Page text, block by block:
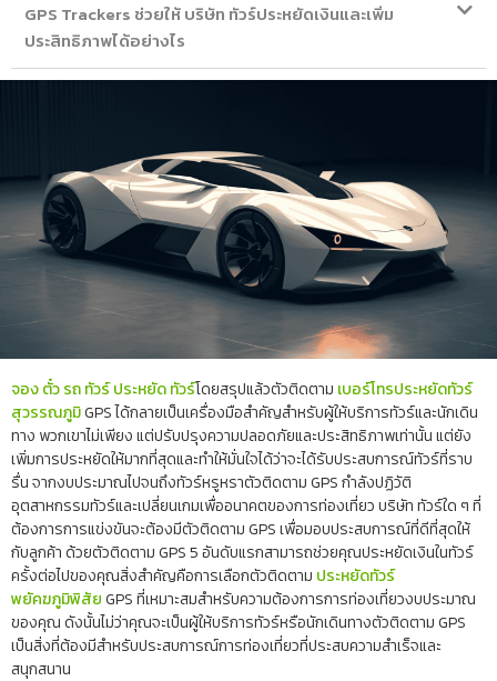
GPS Trackers ช่วยให้ บริษัท ทัวร์ประหยัดเงินและเพิ่ม
ประสิทธิภาพได้อย่างไร
จอง ตั๋ว รถ ทัวร์ ประหยัด ทัวร์โดยสรุปแล้วตัวติดตาม เบอร์โทรประหยัดทัวร์
สุวรรณภูมิGPS ได้กลายเป็นเครื่องมือสำคัญสำหรับผู้ให้บริการทัวร์และนักเดิน
ทาง พวกเขาไม่เพียง แต่ปรับปรุงความปลอดภัยและประสิทธิภาพเท่านั้น แต่ยัง
เพิ่มการประหยัดให้มากที่สุดและทำให้มั่นใจได้ว่าจะได้รับประสบการณ์ทัวร์ที่ราบ
รื่น จากงบประมาณไปจนถึงทัวร์หรูหราตัวติดตาม GPS กำลังปฏิวัติ
อุตสาหกรรมทัวร์และเปลี่ยนเกมเพื่ออนาคตของการท่องเที่ยว บริษัท ทัวร์ใด ๆ ที่
ต้องการการแข่งขันจะต้องมีตัวติดตาม GPS เพื่อมอบประสบการณ์ที่ดีที่สุดให้
กับลูกค้า ด้วยตัวติดตาม GPS 5 อันดับแรกสามารถช่วยคุณประหยัดเงินในทัวร์
ครั้งต่อไปของคุณสิ่งสำคัญคือการเลือกตัวติดตาม ประหยัดทัวร์
พยัคฆภูมิพิสัยGPS ที่เหมาะสมสำหรับความต้องการการท่องเที่ยวงบประมาณ
ของคุณ ดังนั้นไม่ว่าคุณจะเป็นผู้ให้บริการทัวร์หรือนักเดินทางตัวติดตาม GPS
เป็นสิ่งที่ต้องมีสำหรับประสบการณ์การท่องเที่ยวที่ประสบความสำเร็จและ
สนุกสนาน